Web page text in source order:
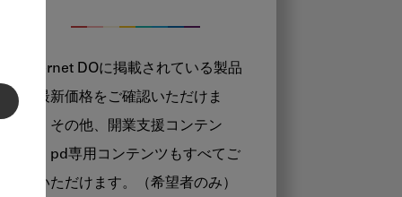
Internet DOに掲載されている製品
の最新価格をご確認いただけま
す。その他、開業支援コンテン
ツ、pd専用コンテンツもすべてご
覧いただけます。（希望者のみ）